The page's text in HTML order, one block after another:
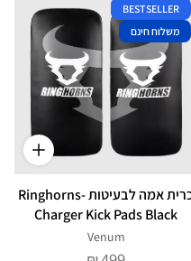
BESTSELLER
משלוח חינם
כרית אמה לבעיטות -Ringhorns
Charger Kick Pads Black
Venum